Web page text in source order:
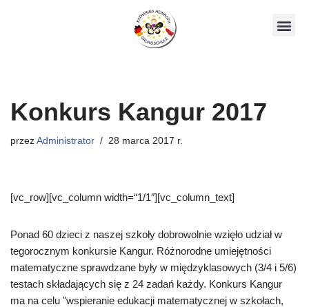
Konkurs Kangur 2017
przez Administrator 28 marca 2017 r.
[vc_row][vc_column width=“1/1″][vc_column_text]
Ponad 60 dzieci z naszej szkoły dobrowolnie wzięło udział w
tegorocznym konkursie Kangur. Różnorodne umiejętności
matematyczne sprawdzane były w międzyklasowych (3/4 i 5/6)
testach składających się z 24 zadań każdy. Konkurs Kangur
ma na celu "wspieranie edukacji matematycznej w szkołach,